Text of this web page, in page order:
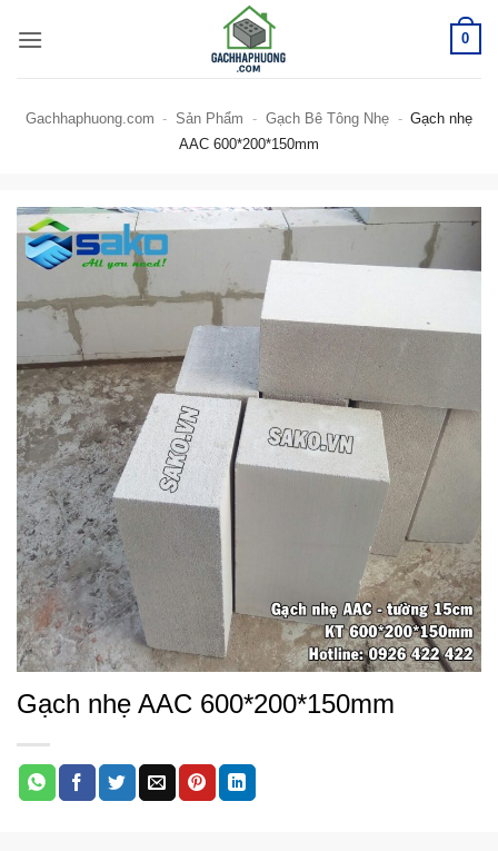
qua
0
Gachhaphuong.com - Sản Phẩm - Gạch Bê Tông Nhẹ - Gạch nhẹ
AAC 600*200*150mm
Gạch nhẹ AAC 600*200*150mm